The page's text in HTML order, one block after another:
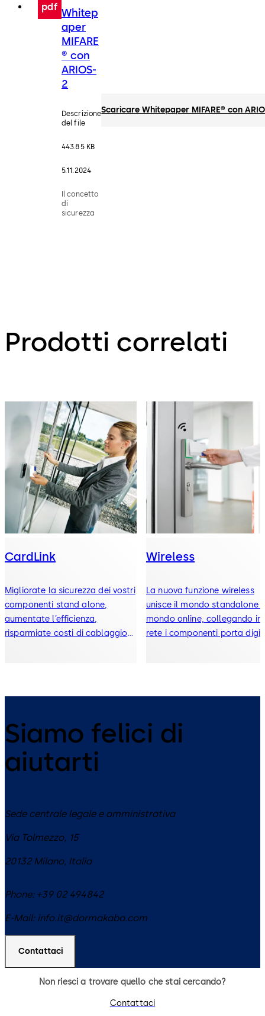
pdf Whitep
aper
MIFARE
® con
ARIOS-
2
Descrizione
del file
443.85 KB
5.11.2024
Il concetto
di
sicurezza
Scaricare Whitepaper MIFARE® con
Prodotti correlati
CardLink
Migliorate la sicurezza dei vostri
componenti stand alone,
aumentate l’efficienza,
risparmiate costi di cablaggio
Wireless
La nuova funzione wireless
unisce il mondo standalone
mondo online, collegando in
rete i componenti porta
Siamo felici di
aiutarti
Sede centrale legale e amministrativa
Via Tolmezzo, 15
20132 Milano, Italia
Phone: +39 02 494842
E-Mail: info.it@dormakaba.com
Contattaci
Non riesci a trovare quello che stai cercando?
Contattaci